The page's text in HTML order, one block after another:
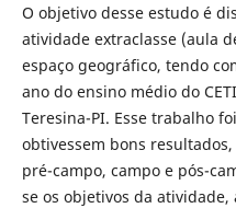
O objetivo desse estudo é
atividade extraclasse (aula
espaço geográfico, tendo
ano do ensino médio do
Teresina-PI. Esse trabalho
obtivessem bons
pré-campo, campo e pós-
se os objetivos da